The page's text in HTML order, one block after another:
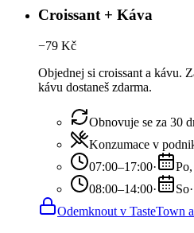
Croissant + Káva
−79 Kč
Objednej si croissant a kávu.
kávu dostaneš zdarma.
Obnovuje se za 30
Konzumace v
07:00–17:00·
08:00–14:00· So·
Odemknout v TasteTown